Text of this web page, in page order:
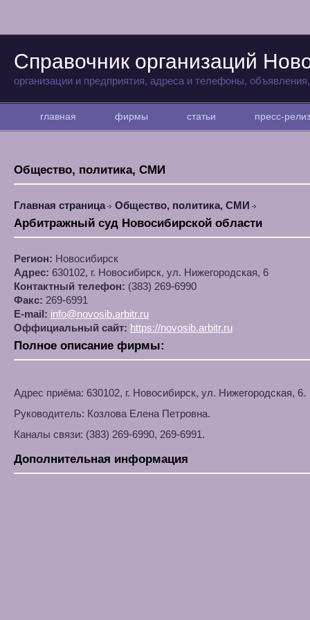
Справочник организаций
организации и предприятия, адреса и телефоны,
главная фирмы статьи пресс-
Общество, политика, СМИ
Главная страница Общество, политика, СМИ
Арбитражный суд Новосибирской области
Регион: Новосибирск
Адрес: 630102, г. Новосибирск, ул. Нижегородская, 6
Контактный телефон: (383) 269-6990
Факс: 269-6991
E-mail: info@novosib.arbitr.ru
Оффициальный сайт: https://novosib.arbitr.ru
Полное описание фирмы:
Адрес приёма: 630102, г. Новосибирск, ул. Нижегородская, 6.
Руководитель: Козлова Елена Петровна.
Каналы связи: (383) 269-6990, 269-6991.
Дополнительная информация